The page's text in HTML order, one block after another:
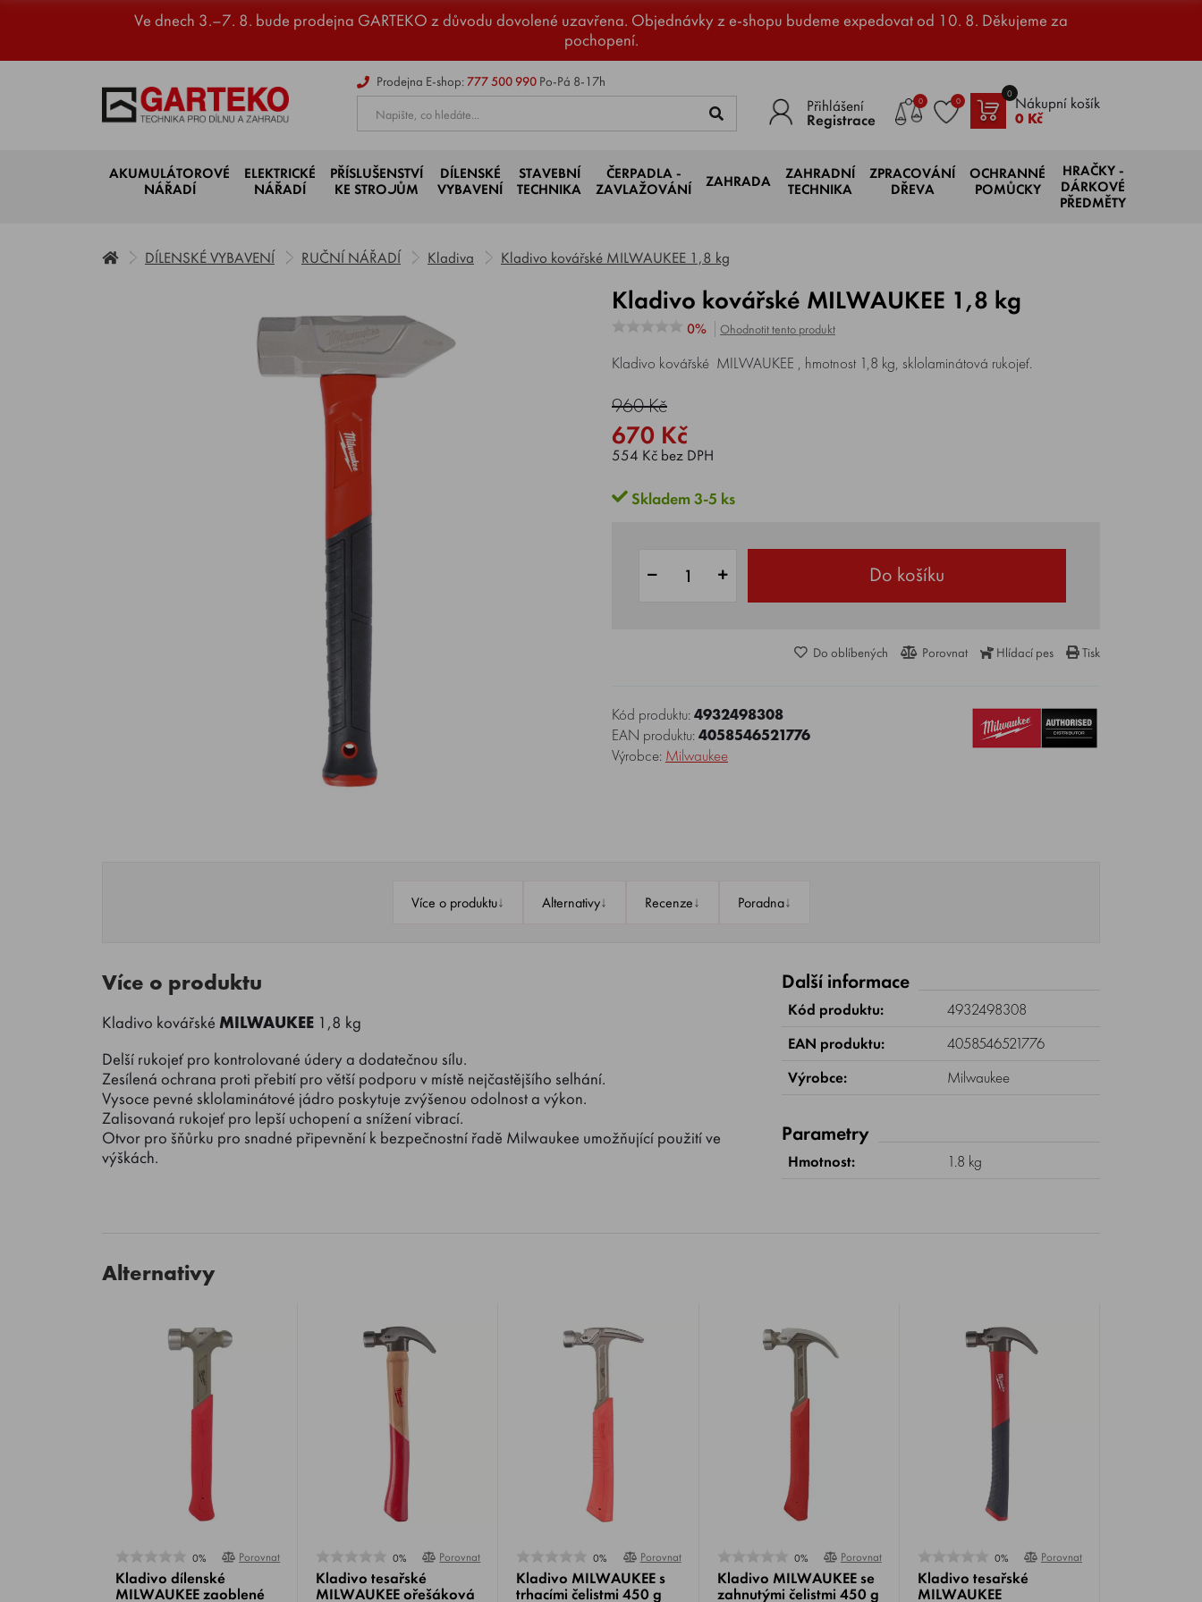
Ve dnech 3.–7. 8. bude prodejna GARTEKO z důvodu dovolené uzavřena. Objednávky z e-shopu budeme expedovat od 10. 8. Děkujeme za
pochopení.
Prodejna E-shop:777 500 990 Po-Pá 8-17h
Přihlášení
Registrace
0 0 Nákupní košík
0 Kč
0
AKUMULÁTOROVÉ
NÁŘADÍ
ELEKTRICKÉ
NÁŘADÍ
PŘÍSLUŠENSTVÍ
KE STROJŮM
DÍLENSKÉ
VYBAVENÍ
STAVEBNÍ
TECHNIKA
ČERPADLA -
ZAVLAŽOVÁNÍ
ZAHRADA
ZAHRADNÍ
TECHNIKA
ZPRACOVÁNÍ
DŘEVA
OCHRANNÉ
POMŮCKY
HRAČKY -
DÁRKOVÉ
PŘEDMĚTY
DÍLENSKÉ VYBAVENÍ RUČNÍ NÁŘADÍ Kladiva Kladivo kovářské MILWAUKEE 1,8 kg
Kladivo kovářské MILWAUKEE 1,8 kg
0% Ohodnotit tento produkt
Kladivo kovářské MILWAUKEE , hmotnost 1,8 kg, sklolaminátová rukojeť.
960 Kč
670 Kč
554 Kč bez DPH
Skladem 3-5 ks
Do košíku
Do oblíbených Porovnat Hlídací pes Tisk
Kód produktu:4932498308
EAN produktu:4058546521776
Výrobce: Milwaukee
Více o produktu↓ Alternativy↓ Recenze↓ Poradna↓
Více o produktu
Kladivo kovářské MILWAUKEE 1,8 kg
Delší rukojeť pro kontrolované údery a dodatečnou sílu.
Zesílená ochrana proti přebití pro větší podporu v místě nejčastějšího selhání.
Vysoce pevné sklolaminátové jádro poskytuje zvýšenou odolnost a výkon.
Zalisovaná rukojeť pro lepší uchopení a snížení vibrací.
Otvor pro šňůrku pro snadné připevnění k bezpečnostní řadě Milwaukee umožňující použití ve
výškách.
Další informace
Kód produktu:
4932498308
EAN produktu:
4058546521776
Výrobce:
Milwaukee
Parametry
Hmotnost: 1.8 kg
Alternativy
0% Porovnat
Kladivo dílenské
MILWAUKEE zaoblené
0% Porovnat
Kladivo tesařské
MILWAUKEE ořešáková
0% Porovnat
Kladivo MILWAUKEE s
trhacími čelistmi 450 g
0% Porovnat
Kladivo MILWAUKEE se
zahnutými čelistmi 450 g
0% Porovnat
Kladivo tesařské
MILWAUKEE